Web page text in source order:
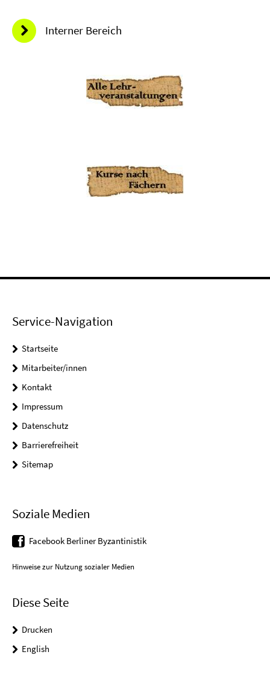
Interner Bereich
Service-Navigation
Startseite
Mitarbeiter/innen
Kontakt
Impressum
Datenschutz
Barrierefreiheit
Sitemap
Soziale Medien
Facebook Berliner Byzantinistik
Hinweise zur Nutzung sozialer Medien
Diese Seite
Drucken
English